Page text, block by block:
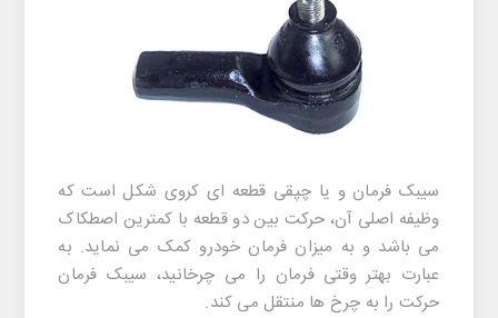
سیبک فرمان و یا چپقی قطعه ای کروی شکل است که
وظیفه اصلی آن، حرکت بین دو قطعه با کمترین اصطکاک
می باشد و به میزان فرمان خودرو کمک می نماید. به
عبارت بهتر وقتی فرمان را می چرخانید، سیبک فرمان
حرکت را به چرخ ها منتقل می کند.